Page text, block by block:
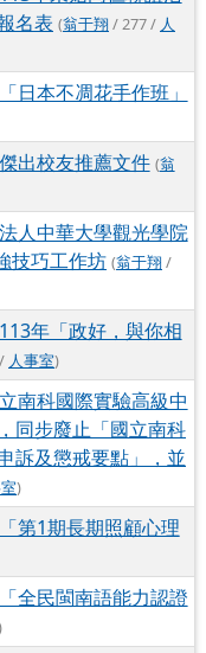
名表 (翁于翔 / 277 / 人
日本不凋花手作班」
出校友推薦文件 (翁
人中華大學觀光學院
技巧工作坊 (翁于翔/
年「政好，與你相
人事室)
南科國際實驗高級中
同步廢止「國立南科
訴及懲戒要點」，並
)
第1期長期照顧心理
全民閩南語能力認證